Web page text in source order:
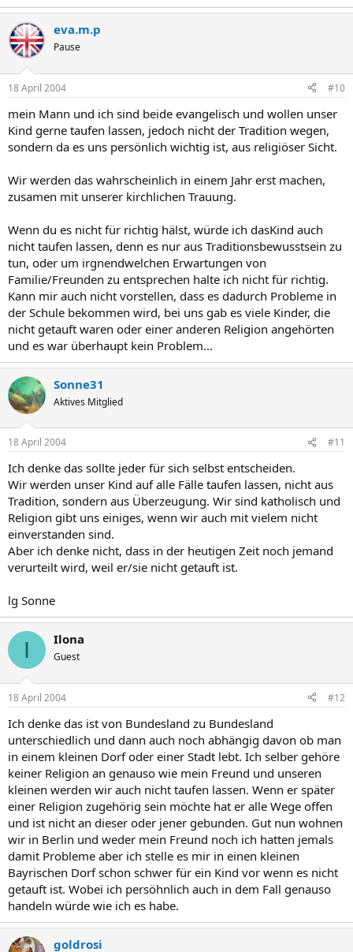
eva.m.p
Pause
18 April 2004 #10
mein Mann und ich sind beide evangelisch und wollen unser
Kind gerne taufen lassen, jedoch nicht der Tradition wegen,
sondern da es uns persönlich wichtig ist, aus religiöser Sicht.
Wir werden das wahrscheinlich in einem Jahr erst machen,
zusamen mit unserer kirchlichen Trauung.
Wenn du es nicht für richtig hälst, würde ich dasKind auch
nicht taufen lassen, denn es nur aus Traditionsbewusstsein zu
tun, oder um irgnendwelchen Erwartungen von
Familie/Freunden zu entsprechen halte ich nicht für richtig.
Kann mir auch nicht vorstellen, dass es dadurch Probleme in
der Schule bekommen wird, bei uns gab es viele Kinder, die
nicht getauft waren oder einer anderen Religion angehörten
und es war überhaupt kein Problem...
Sonne31
Aktives Mitglied
18 April 2004 #11
Ich denke das sollte jeder für sich selbst entscheiden.
Wir werden unser Kind auf alle Fälle taufen lassen, nicht aus
Tradition, sondern aus Überzeugung. Wir sind katholisch und
Religion gibt uns einiges, wenn wir auch mit vielem nicht
einverstanden sind.
Aber ich denke nicht, dass in der heutigen Zeit noch jemand
verurteilt wird, weil er/sie nicht getauft ist.
lg Sonne
I Ilona
Guest
18 April 2004 #12
Ich denke das ist von Bundesland zu Bundesland
unterschiedlich und dann auch noch abhängig davon ob man
in einem kleinen Dorf oder einer Stadt lebt. Ich selber gehöre
keiner Religion an genauso wie mein Freund und unseren
kleinen werden wir auch nicht taufen lassen. Wenn er später
einer Religion zugehörig sein möchte hat er alle Wege offen
und ist nicht an dieser oder jener gebunden. Gut nun wohnen
wir in Berlin und weder mein Freund noch ich hatten jemals
damit Probleme aber ich stelle es mir in einen kleinen
Bayrischen Dorf schon schwer für ein Kind vor wenn es nicht
getauft ist. Wobei ich persöhnlich auch in dem Fall genauso
handeln würde wie ich es habe.
goldrosi